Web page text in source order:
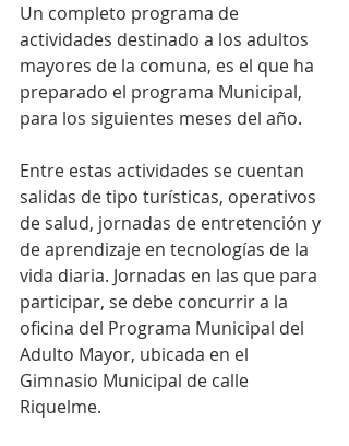
Un completo programa de
actividades destinado a los adultos
mayores de la comuna, es el que ha
preparado el programa Municipal,
para los siguientes meses del año.
Entre estas actividades se cuentan
salidas de tipo turísticas, operativos
de salud, jornadas de entretención y
de aprendizaje en tecnologías de la
vida diaria. Jornadas en las que para
participar, se debe concurrir a la
oficina del Programa Municipal del
Adulto Mayor, ubicada en el
Gimnasio Municipal de calle
Riquelme.